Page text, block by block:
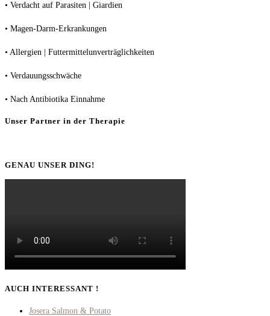
• Verdacht auf Parasiten | Giardien
• Magen-Darm-Erkrankungen
• Allergien | Futtermittelunverträglichkeiten
• Verdauungsschwäche
• Nach Antibiotika Einnahme
Unser Partner in der Therapie
GENAU UNSER DING!
AUCH INTERESSANT !
Josera Salmon & Potato